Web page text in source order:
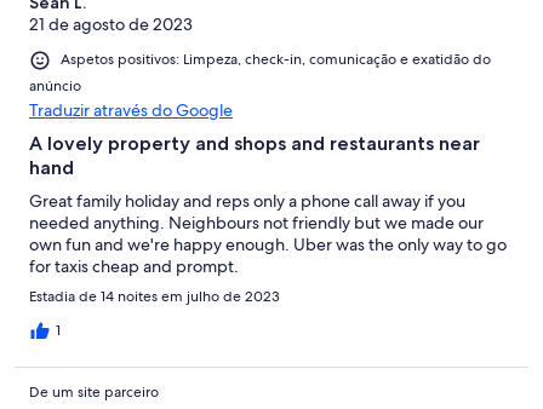
21 de agosto de 2023
Aspetos positivos: Limpeza, check-in, comunicação e exatidão do
anúncio
Traduzir através do Google
A lovely property and shops and restaurants near
hand
Great family holiday and reps only a phone call away if you
needed anything. Neighbours not friendly but we made our
own fun and we're happy enough. Uber was the only way to go
for taxis cheap and prompt.
Estadia de 14 noites em julho de 2023
1
De um site parceiro